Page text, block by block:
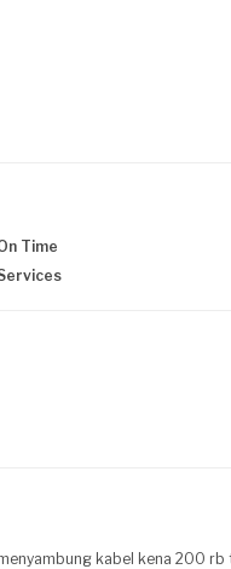
Time
kabel kena 200